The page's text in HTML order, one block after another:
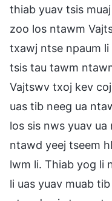
thiab yuav tsis
zoo los ntawm
txawj ntse npaum li
tsis tau tawm
Vajtswv txoj kev
uas tib neeg ua
los sis nws yuav
ntawd yeej tseem
lwm li. Thiab yog li
li uas yuav muab